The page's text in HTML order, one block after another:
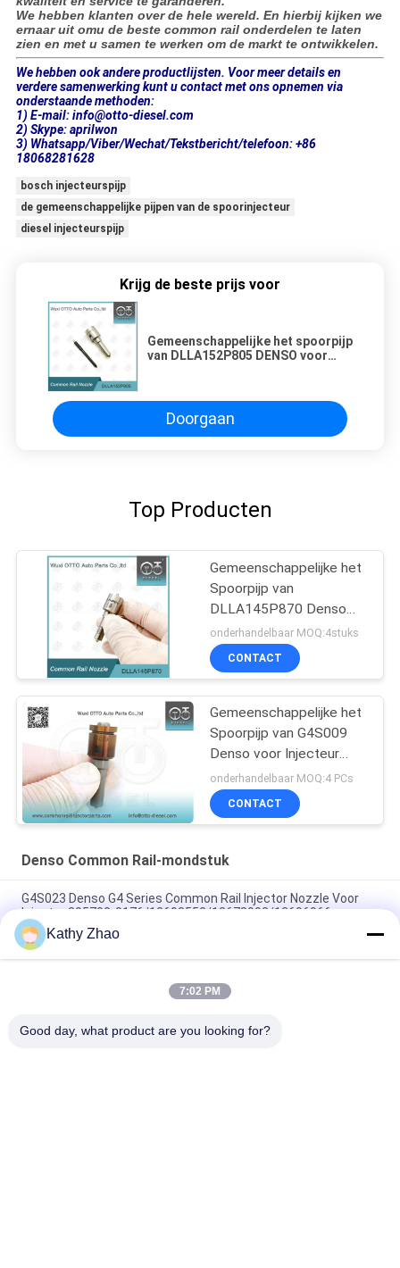
We hebben klanten over de hele wereld. En hierbij kijken we
ernaar uit omu de beste common rail onderdelen te laten
zien en met u samen te werken om de markt te ontwikkelen.
We hebben ook andere productlijsten. Voor meer details en
verdere samenwerking kunt u contact met ons opnemen via
onderstaande methoden:
1) E-mail: info@otto-diesel.com
2) Skype: aprilwon
3) Whatsapp/Viber/Wechat/Tekstbericht/telefoon: +86
18068281628
bosch injecteurspijp
de gemeenschappelijke pijpen van de spoorinjecteur
diesel injecteurspijp
Krijg de beste prijs voor
Gemeenschappelijke het spoorpijp
van DLLA152P805 DENSO voor
Doorgaan
Top Producten
Gemeenschappelijke het
Spoorpijp van
DLLA145P870 Denso
voor Injecteur 095000-
560# 1465A041
onderhandelbaar MOQ:4stuks
CONTACT
Gemeenschappelijke het
Spoorpijp van G4S009
Denso voor Injecteur
23670-0E010/09420
onderhandelbaar MOQ:4 PCs
CONTACT
Denso Common Rail-mondstuk
G4S023 Denso G4 Series Common Rail Injector Nozzle Voor
Injector 295700-0176/12698552/12678992/12696966
Common Rail Diesel Brandstof Injector G4S025 Mondstuk
Voor Denso Injector
G4S018 Brandstofinspuitmondstuk voor John Deere 4045
Kathy Zhao
7:02 PM
Good day, what product are you looking for?